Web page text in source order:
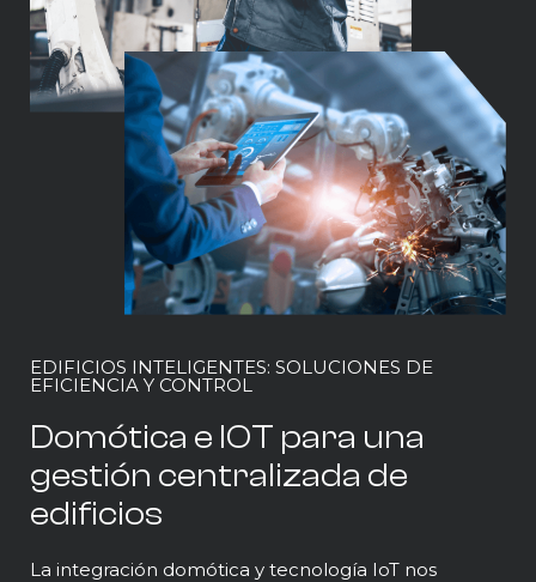
EDIFICIOS INTELIGENTES: SOLUCIONES DE
EFICIENCIA Y CONTROL
Domótica e IOT para una
gestión centralizada de
edificios
La integración domótica y tecnología IoT nos